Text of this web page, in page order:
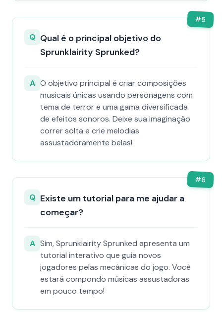
#5
Q Qual é o principal objetivo do
Sprunklairity Sprunked?
A O objetivo principal é criar composições
musicais únicas usando personagens com
tema de terror e uma gama diversificada
de efeitos sonoros. Deixe sua imaginação
correr solta e crie melodias
assustadoramente belas!
#6
Q Existe um tutorial para me ajudar a
começar?
A Sim, Sprunklairity Sprunked apresenta um
tutorial interativo que guia novos
jogadores pelas mecânicas do jogo. Você
estará compondo músicas assustadoras
em pouco tempo!